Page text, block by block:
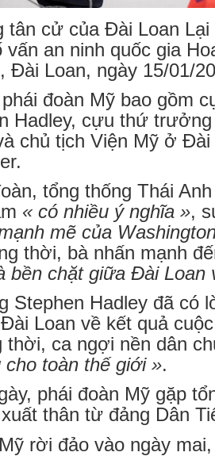
tân cử của Đài Loan
an ninh quốc gia
Đài Loan, ngày 15/01/
đoàn Mỹ bao gồm
Hadley, cựu thứ
chủ tịch Viện Mỹ ở
tổng thống Thái
« có nhiều ý nghĩa »,
mẽ của
thời, bà nhấn mạnh
bền chặt giữa Đài Loan
Stephen Hadley đã có
Loan về kết quả
thời, ca ngợi nền dân
toàn thế giới ».
phái đoàn Mỹ gặp
thân từ đảng Dân
rời đảo vào ngày